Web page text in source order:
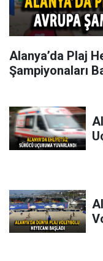
Alanya’da Plaj
Şampiyonaları